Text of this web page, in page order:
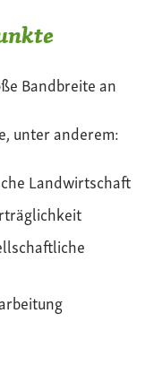
Bandbreite an
unter anderem:
Landwirtschaft